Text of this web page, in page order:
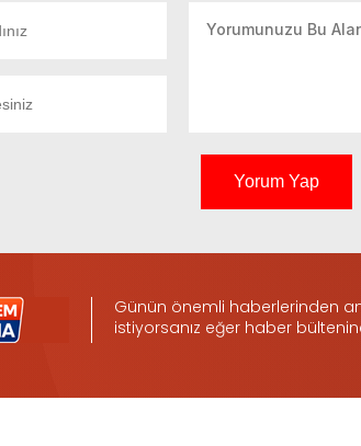
Yorum Yap
Günün önemli haberlerinden
istiyorsanız eğer haber